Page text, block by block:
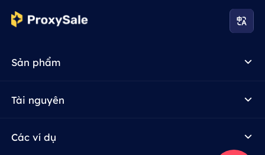
Sản phẩm
Tài nguyên
Các ví dụ